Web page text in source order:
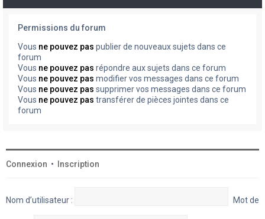
Permissions du forum
Vous ne pouvez pas publier de nouveaux sujets dans ce
forum
Vous ne pouvez pas répondre aux sujets dans ce forum
Vous ne pouvez pas modifier vos messages dans ce forum
Vous ne pouvez pas supprimer vos messages dans ce forum
Vous ne pouvez pas transférer de pièces jointes dans ce
forum
Connexion • Inscription
Nom d’utilisateur : Mot de